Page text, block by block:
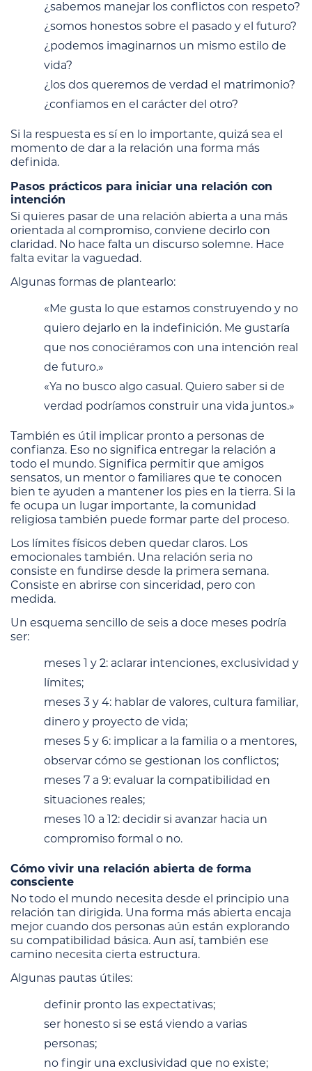
¿sabemos manejar los conflictos con respeto?
¿somos honestos sobre el pasado y el futuro?
¿podemos imaginarnos un mismo estilo de
vida?
¿los dos queremos de verdad el matrimonio?
¿confiamos en el carácter del otro?
Si la respuesta es sí en lo importante, quizá sea el
momento de dar a la relación una forma más
definida.
Pasos prácticos para iniciar una relación con
intención
Si quieres pasar de una relación abierta a una más
orientada al compromiso, conviene decirlo con
claridad. No hace falta un discurso solemne. Hace
falta evitar la vaguedad.
Algunas formas de plantearlo:
«Me gusta lo que estamos construyendo y no
quiero dejarlo en la indefinición. Me gustaría
que nos conociéramos con una intención real
de futuro.»
«Ya no busco algo casual. Quiero saber si de
verdad podríamos construir una vida juntos.»
También es útil implicar pronto a personas de
confianza. Eso no significa entregar la relación a
todo el mundo. Significa permitir que amigos
sensatos, un mentor o familiares que te conocen
bien te ayuden a mantener los pies en la tierra. Si la
fe ocupa un lugar importante, la comunidad
religiosa también puede formar parte del proceso.
Los límites físicos deben quedar claros. Los
emocionales también. Una relación seria no
consiste en fundirse desde la primera semana.
Consiste en abrirse con sinceridad, pero con
medida.
Un esquema sencillo de seis a doce meses podría
ser:
meses 1 y 2: aclarar intenciones, exclusividad y
límites;
meses 3 y 4: hablar de valores, cultura familiar,
dinero y proyecto de vida;
meses 5 y 6: implicar a la familia o a mentores,
observar cómo se gestionan los conflictos;
meses 7 a 9: evaluar la compatibilidad en
situaciones reales;
meses 10 a 12: decidir si avanzar hacia un
compromiso formal o no.
Cómo vivir una relación abierta de forma
consciente
No todo el mundo necesita desde el principio una
relación tan dirigida. Una forma más abierta encaja
mejor cuando dos personas aún están explorando
su compatibilidad básica. Aun así, también ese
camino necesita cierta estructura.
Algunas pautas útiles:
definir pronto las expectativas;
ser honesto si se está viendo a varias
personas;
no fingir una exclusividad que no existe;